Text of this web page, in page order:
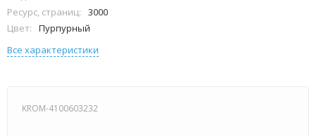
Ресурс, страниц:
3000
Цвет:
Пурпурный
Все характеристики
KROM-4100603232